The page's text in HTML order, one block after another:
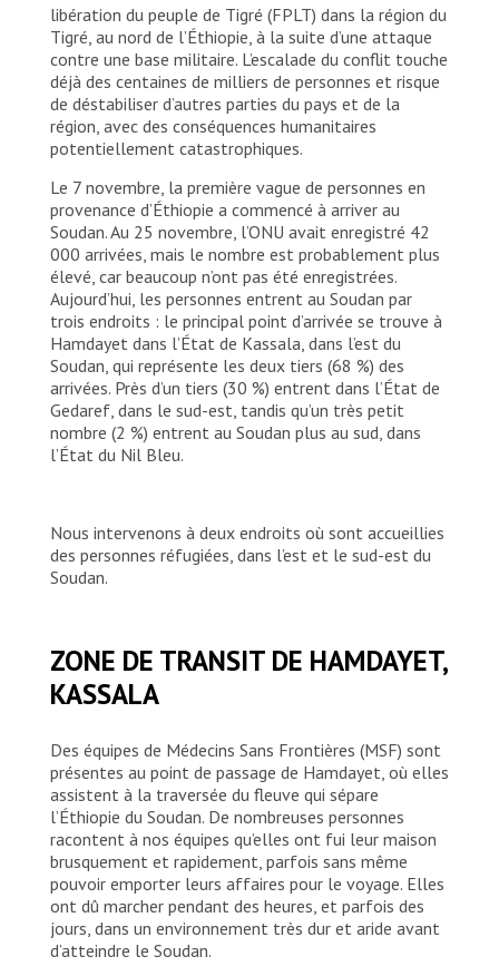
libération du peuple de Tigré (FPLT) dans la région du
Tigré, au nord de l’Éthiopie, à la suite d’une attaque
contre une base militaire. L’escalade du conflit touche
déjà des centaines de milliers de personnes et risque
de déstabiliser d’autres parties du pays et de la
région, avec des conséquences humanitaires
potentiellement catastrophiques.
Le 7 novembre, la première vague de personnes en
provenance d’Éthiopie a commencé à arriver au
Soudan. Au 25 novembre, l’ONU avait enregistré 42
000 arrivées, mais le nombre est probablement plus
élevé, car beaucoup n’ont pas été enregistrées.
Aujourd’hui, les personnes entrent au Soudan par
trois endroits : le principal point d’arrivée se trouve à
Hamdayet dans l’État de Kassala, dans l’est du
Soudan, qui représente les deux tiers (68 %) des
arrivées. Près d’un tiers (30 %) entrent dans l’État de
Gedaref, dans le sud-est, tandis qu’un très petit
nombre (2 %) entrent au Soudan plus au sud, dans
l’État du Nil Bleu.
Nous intervenons à deux endroits où sont accueillies
des personnes réfugiées, dans l’est et le sud-est du
Soudan.
ZONE DE TRANSIT DE HAMDAYET,
KASSALA
Des équipes de Médecins Sans Frontières (MSF) sont
présentes au point de passage de Hamdayet, où elles
assistent à la traversée du fleuve qui sépare
l’Éthiopie du Soudan. De nombreuses personnes
racontent à nos équipes qu’elles ont fui leur maison
brusquement et rapidement, parfois sans même
pouvoir emporter leurs affaires pour le voyage. Elles
ont dû marcher pendant des heures, et parfois des
jours, dans un environnement très dur et aride avant
d’atteindre le Soudan.